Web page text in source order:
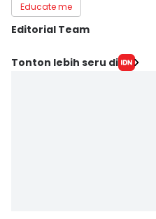
Educate me
Editorial Team
Editor
Tonton lebih seru di